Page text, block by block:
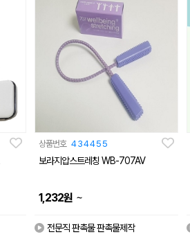
상품번호 434455
보라지압스트레칭 WB-707AV
1,232원 ~
전문직 판촉물 판촉물제작